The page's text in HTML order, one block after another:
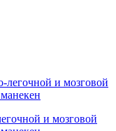
и мозговой